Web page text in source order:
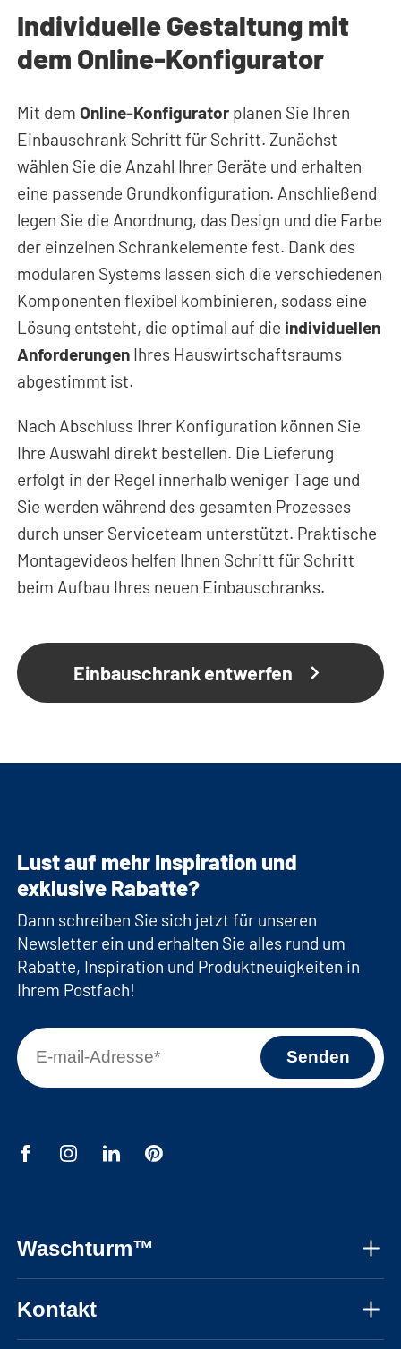
Individuelle Gestaltung mit
dem Online-Konfigurator
Mit dem Online-Konfigurator planen Sie Ihren
Einbauschrank Schritt für Schritt. Zunächst
wählen Sie die Anzahl Ihrer Geräte und erhalten
eine passende Grundkonfiguration. Anschließend
legen Sie die Anordnung, das Design und die Farbe
der einzelnen Schrankelemente fest. Dank des
modularen Systems lassen sich die verschiedenen
Komponenten flexibel kombinieren, sodass eine
Lösung entsteht, die optimal auf die individuellen
Anforderungen Ihres Hauswirtschaftsraums
abgestimmt ist.
Nach Abschluss Ihrer Konfiguration können Sie
Ihre Auswahl direkt bestellen. Die Lieferung
erfolgt in der Regel innerhalb weniger Tage und
Sie werden während des gesamten Prozesses
durch unser Serviceteam unterstützt. Praktische
Montagevideos helfen Ihnen Schritt für Schritt
beim Aufbau Ihres neuen Einbauschranks.
Einbauschrank entwerfen
Waschturm™
Kontakt
Lust auf mehr Inspiration und
exklusive Rabatte?
Dann schreiben Sie sich jetzt für unseren
Newsletter ein und erhalten Sie alles rund um
Rabatte, Inspiration und Produktneuigkeiten in
Ihrem Postfach!